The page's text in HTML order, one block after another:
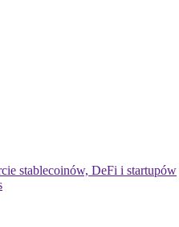
stablecoinów, DeFi i startupów